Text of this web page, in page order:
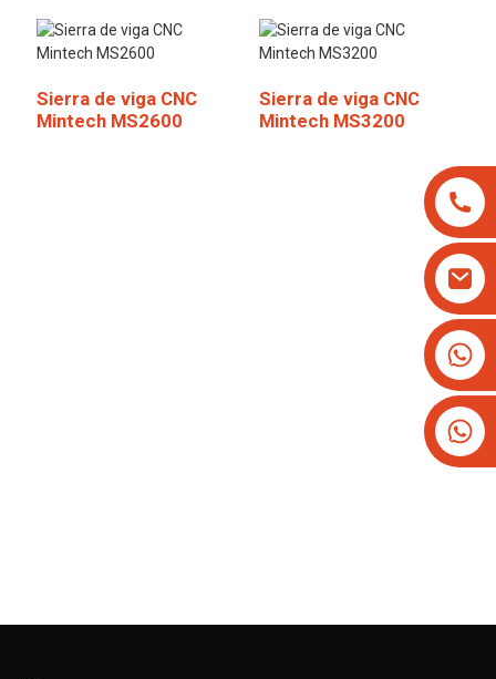
Sierra de viga CNC
Mintech MS2600
Sierra de viga CNC
Mintech MS3200